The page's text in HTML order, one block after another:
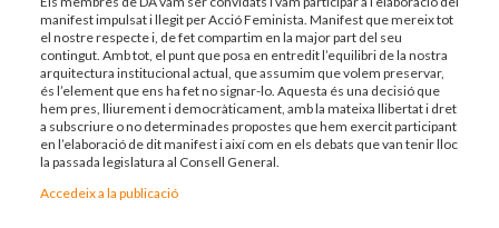
manifest impulsat i llegit per Acció Feminista. Manifest que mereix tot
el nostre respecte i, de fet compartim en la major part del seu
contingut. Amb tot, el punt que posa en entredit l’equilibri de la nostra
arquitectura institucional actual, que assumim que volem preservar,
és l’element que ens ha fet no signar-lo. Aquesta és una decisió que
hem pres, lliurement i democràticament, amb la mateixa llibertat i dret
a subscriure o no determinades propostes que hem exercit participant
en l’elaboració de dit manifest i així com en els debats que van tenir lloc
la passada legislatura al Consell General.
Accedeix a la publicació